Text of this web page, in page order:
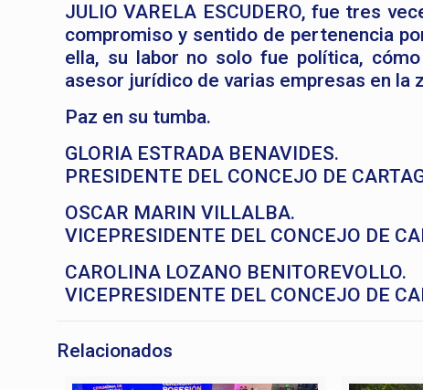
JULIO VARELA ESCUDERO, fue tres
compromiso y sentido de pertenencia
ella, su labor no solo fue política,
asesor jurídico de varias empresas en la
Paz en su tumba.
GLORIA ESTRADA BENAVIDES.
PRESIDENTE DEL CONCEJO DE
OSCAR MARIN VILLALBA.
VICEPRESIDENTE DEL CONCEJO DE
CAROLINA LOZANO BENITOREVOLLO.
VICEPRESIDENTE DEL CONCEJO DE
Relacionados